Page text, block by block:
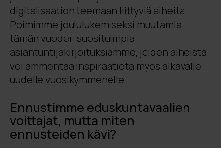
digitalisaation teemaan liittyviä aiheita.
Poimimme joululukemiseksi muutamia
tämän vuoden suosituimpia
asiantuntijakirjoituksiamme, joiden aiheista
voi ammentaa inspiraatiota myös alkavalle
uudelle vuosikymmenelle.
Ennustimme eduskuntavaalien
voittajat, mutta miten
ennusteiden kävi?